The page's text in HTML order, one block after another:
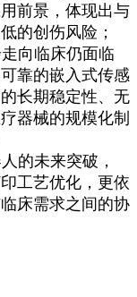
前景，体现出与
的创伤风险；
向临床仍面临
靠的嵌入式传感
长期稳定性、无
器械的规模化制
的未来突破，
工艺优化，更依
床需求之间的协